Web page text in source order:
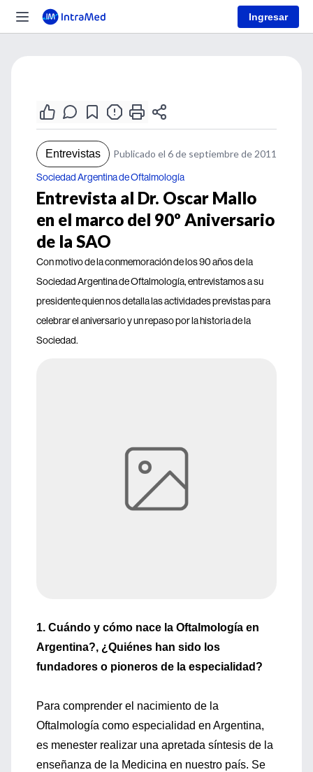
Ingresar
Entrevistas Publicado el 6 de septiembre de 2011
Sociedad Argentina de Oftalmología
Entrevista al Dr. Oscar Mallo
en el marco del 90º Aniversario
de la SAO
Con motivo de la conmemoración de los 90 años de la
Sociedad Argentina de Oftalmología, entrevistamos a su
presidente quien nos detalla las actividades previstas para
celebrar el aniversario y un repaso por la historia de la
Sociedad.
1. Cuándo y cómo nace la Oftalmología en
Argentina?, ¿Quiénes han sido los
fundadores o pioneros de la especialidad?
Para comprender el nacimiento de la
Oftalmología como especialidad en Argentina,
es menester realizar una apretada síntesis de la
enseñanza de la Medicina en nuestro país. Se